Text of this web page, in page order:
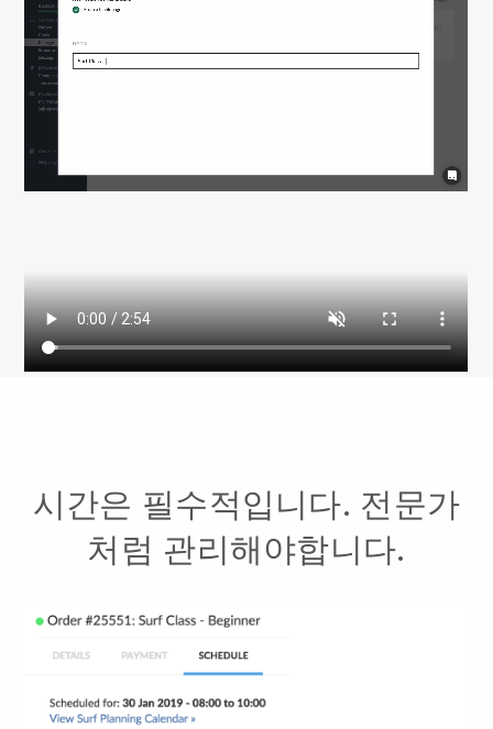
시간은 필수적입니다. 전문가
처럼 관리해야합니다.